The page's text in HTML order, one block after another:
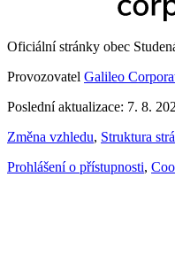
Oficiální stránky obec
Provozovatel Galileo
Poslední aktualizace: 7. 8.
Změna vzhledu, Struktura
Prohlášení o přístupnosti,